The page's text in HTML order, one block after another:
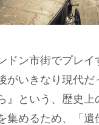
ドン市街でプレイ
がいきなり現代だ
』という、歴史
集めるため、「遺